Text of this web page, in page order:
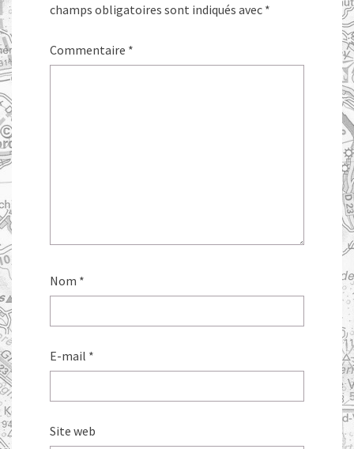
champs obligatoires sont indiqués avec *
Commentaire *
Nom *
E-mail *
Site web